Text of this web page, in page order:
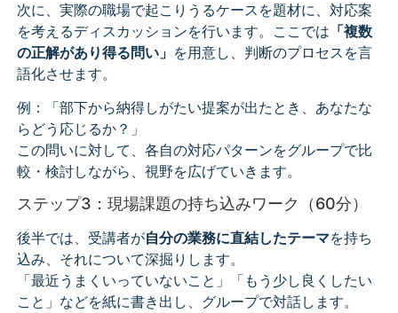
次に、実際の職場で起こりうるケースを題材に、対応案
を考えるディスカッションを行います。ここでは 「複数
の正解があり得る問い」 を用意し、判断のプロセスを言
語化させます。
例：「部下から納得しがたい提案が出たとき、あなたな
らどう応じるか？」
この問いに対して、各自の対応パターンをグループで比
較・検討しながら、視野を広げていきます。
ステップ3：現場課題の持ち込みワーク（60分）
後半では、受講者が自分の業務に直結したテーマを持ち
込み、それについて深掘りします。
「最近うまくいっていないこと」「もう少し良くしたい
こと」などを紙に書き出し、グループで対話します。